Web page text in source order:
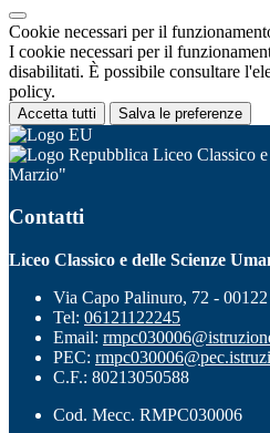
Cookie necessari per il
I cookie necessari per il
disabilitati. È possibile consultare
policy.
Accetta tutti Salva le preferenze
Liceo Classico
Marzio"
Contatti
Liceo Classico e delle Scienze
Via Capo Palinuro, 72 -
Tel: 06121122245
Email:
PEC:
C.F.: 80213050588
Cod. Mecc. RMPC030006